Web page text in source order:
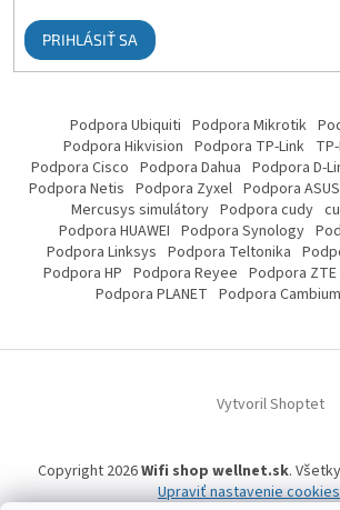
PRIHLÁSIŤ SA
Podpora Ubiquiti Podpora Mikrotik
Podpora Hikvision Podpora TP-Link
Podpora Cisco Podpora Dahua Podpora D-
Podpora Netis Podpora Zyxel Podpora ASUS
Mercusys simulátory Podpora cudy
Podpora HUAWEI Podpora Synology
Podpora Linksys Podpora Teltonika
Podpora HP Podpora Reyee Podpora ZTE
Podpora PLANET Podpora
Vytvoril Shoptet
Copyright 2026Wifi shop wellnet.sk.
Upraviť nastavenie cookies